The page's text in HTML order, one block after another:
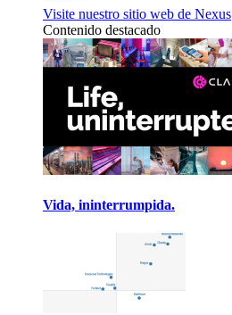
Visite nuestro sitio web de Nexus
Contenido destacado
Vida, ininterrumpida.